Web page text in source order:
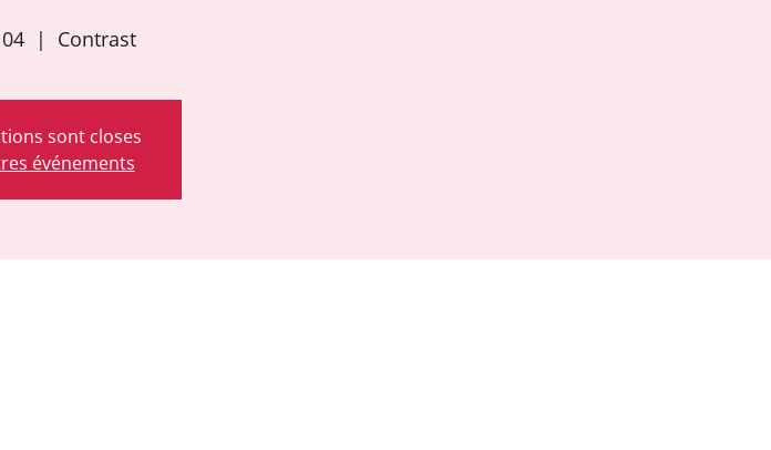
  |
Contrast
sont closes
événements